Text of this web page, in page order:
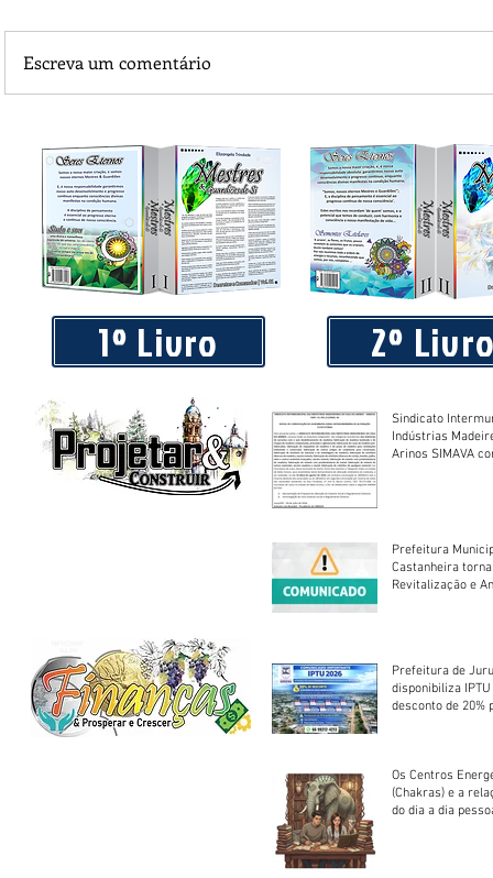
Em Itanhangá o Poder Legislativo terá local próprio
Escreva um comentário
1º Livro 2º
Sindicato
Indústrias
Arinos SIMAVA convoca à
Prefeitura
Castanheira
Revitalização e
Prefeitura de
disponibiliza
desconto de 20%
Os Centros
(Chakras) e a
do dia a dia